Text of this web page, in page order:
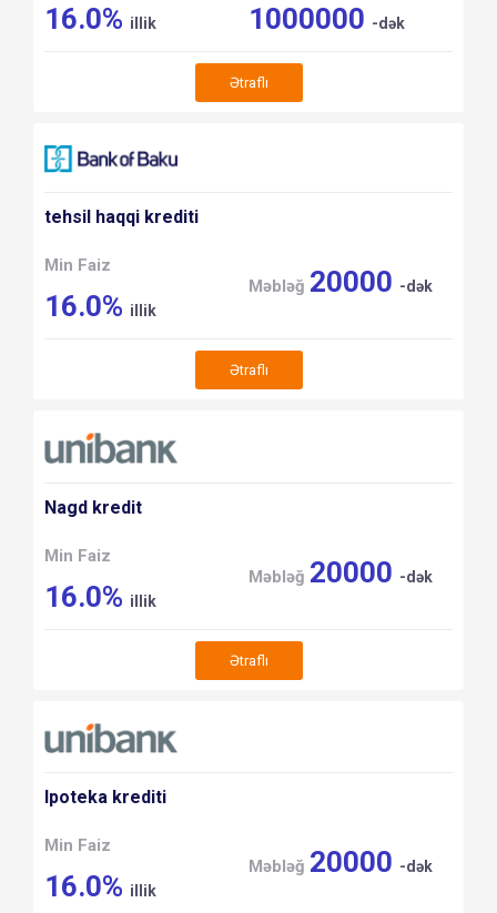
16.0% illik 1000000 -dək
Ətraflı
tehsil haqqi krediti
Min Faiz
16.0% illik
Məbləğ 20000 -dək
Ətraflı
Nagd kredit
Min Faiz
16.0% illik
Məbləğ 20000 -dək
Ətraflı
Ipoteka krediti
Min Faiz
16.0% illik
Məbləğ 20000 -dək